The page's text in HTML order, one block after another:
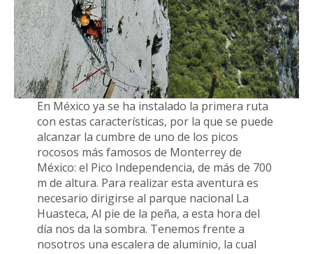
En México ya se ha instalado la primera ruta
con estas características, por la que se puede
alcanzar la cumbre de uno de los picos
rocosos más famosos de Monterrey de
México: el Pico Independencia, de más de 700
m de altura. Para realizar esta aventura es
necesario dirigirse al parque nacional La
Huasteca, Al pie de la peña, a esta hora del
día nos da la sombra. Tenemos frente a
nosotros una escalera de aluminio, la cual